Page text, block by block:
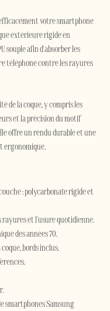
votre smartphone
extérieure rigide en
souple afin d'absorber les
téléphone contre les rayures
de la coque, y compris les
et la précision du motif
offre un rendu durable et une
ergonomique.
: polycarbonate rigide et
rayures et l'usure quotidienne.
des années 70.
bords inclus.
smartphones Samsung